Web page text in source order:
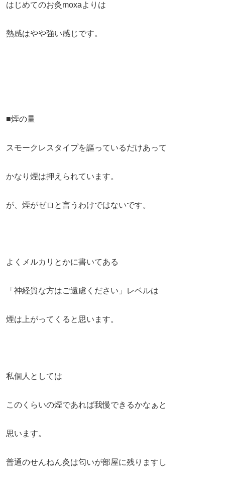
はじめてのお灸moxaよりは
熱感はやや強い感じです。
■煙の量
スモークレスタイプを謳っているだけあって
かなり煙は押えられています。
が、煙がゼロと言うわけではないです。
よくメルカリとかに書いてある
「神経質な方はご遠慮ください」レベルは
煙は上がってくると思います。
私個人としては
このくらいの煙であれば我慢できるかなぁと
思います。
普通のせんねん灸は匂いが部屋に残りますし